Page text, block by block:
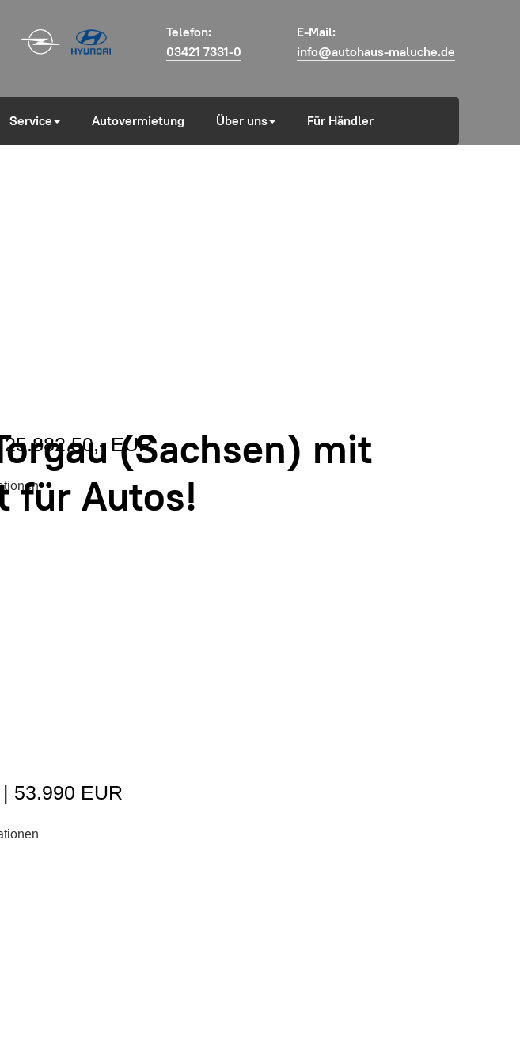
Telefon:
03421 7331-0
E-Mail:
info@autohaus-maluche.de
Service Autovermietung Über uns Für Händler
EUR
53.990 EUR
(Sachsen) mit
für Autos!